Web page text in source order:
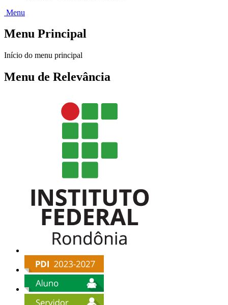
Menu
Menu Principal
Início do menu principal
Menu de Relevância